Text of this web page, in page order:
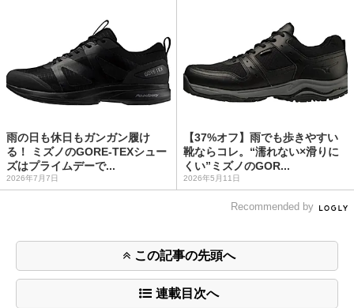
雨の日も休日もガンガン履け
る！ ミズノのGORE-TEXシュー
ズはプライムデーで...
2026年7月7日
【37%オフ】雨でも歩きやすい
靴ならコレ。“濡れない×滑りに
くい”ミズノのGOR...
2026年5月11日
Recommended by
この記事の先頭へ
連載目次へ